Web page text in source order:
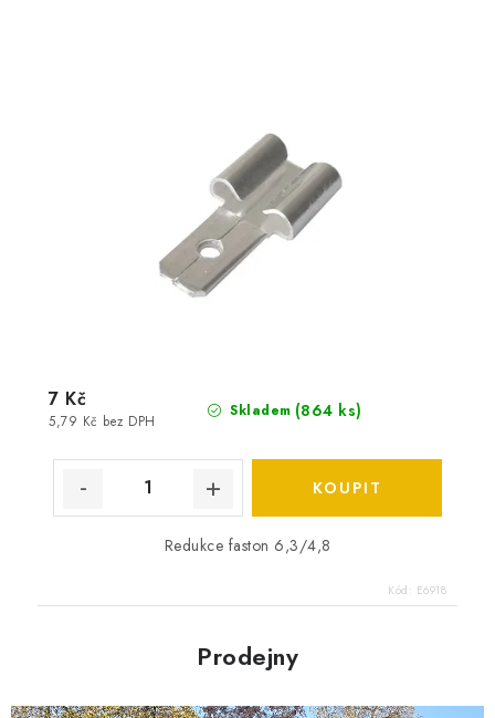
Skladem (864 ks)
5,79 Kč bez DPH
7 Kč
Redukce faston 6,3/4,8
Kód: E6918
Prodejny